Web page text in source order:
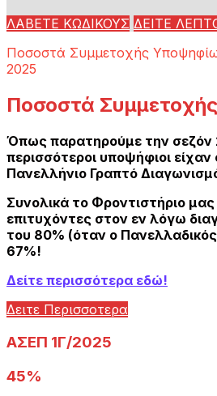
ΛΑΒΕΤΕ ΚΩΔΙΚΟΥΣ ΔΕΙΤΕ
Ποσοστά Συμμετοχής
2025
Ποσοστά Συμμετοχής
Όπως παρατηρούμε την σεζόν
περισσότεροι υποψήφιοι
Πανελλήνιο Γραπτό
Συνολικά το Φροντιστήριο
επιτυχόντες στον εν λόγω
του 80% (όταν ο
67%!
Δείτε περισσότερα εδώ!
Δειτε Περισσοτερα
ΑΣΕΠ 1Γ/2025
45%